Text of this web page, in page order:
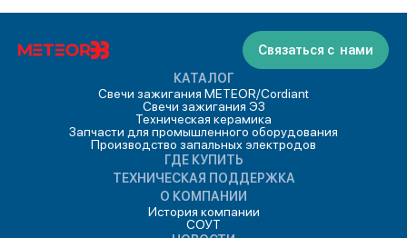
Связаться с нами
КАТАЛОГ
Свечи зажигания METEOR/Cordiant
Свечи зажигания ЭЗ
Техническая керамика
Запчасти для промышленного оборудования
Производство запальных электродов
ГДЕ КУПИТЬ
ТЕХНИЧЕСКАЯ ПОДДЕРЖКА
О КОМПАНИИ
История компании
СОУТ